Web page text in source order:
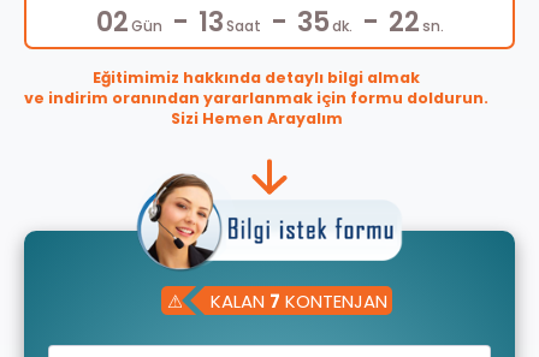
02 Gün - 13 Saat - 35 dk. - 21 sn.
Eğitimimiz hakkında detaylı bilgi almak
ve indirim oranından yararlanmak için formu doldurun.
Sizi Hemen Arayalım
⚠ KALAN 7 KONTENJAN